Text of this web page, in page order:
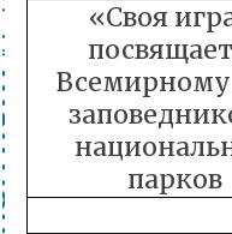
«Своя
парков